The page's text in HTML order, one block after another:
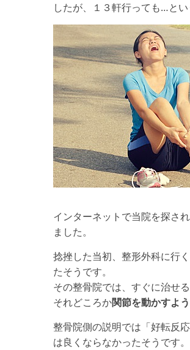
したが、１３軒行っても…と
インターネットで当院を探さ
ました。
捻挫した当初、整形外科に行
たそうです。
その整骨院では、すぐに治せ
それどころか関節を動かすよ
整骨院側の説明では「好転反
は良くならなかったそうです。